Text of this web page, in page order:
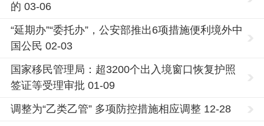
的 03-06
“延期办”“委托办”，公安部推出6项措施便利境外中
国公民 02-03
国家移民管理局：超3200个出入境窗口恢复护照
签证等受理审批 01-09
调整为“乙类乙管” 多项防控措施相应调整 12-28